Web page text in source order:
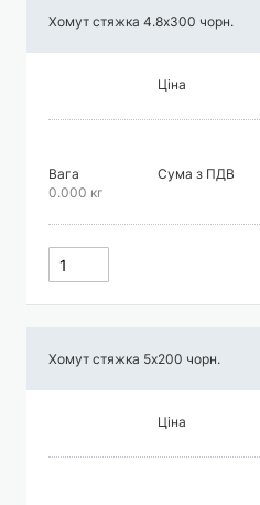
Хомут стяжка 4.8х300 чорн.
Ціна
Вага
0.000 кг
Сума з ПДВ
Хомут стяжка 5х200 чорн.
Ціна